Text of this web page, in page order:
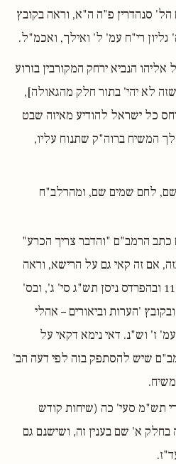
הל' סנהדרין פ"ה ה"א, וראה בקובץ
גליון רי"ח עמ' ל' ואילך, ואכמ"ל.
הנביא ירחק המקורבין בזרוע
לא יהי' בתור חלק מהגאולה],
כל ישראל להודיע מאיזה שבט
המשיח ברוה"ק שתנוח עליו,
לחם שמים שם, ומהרלב"ח
כתב הרמב"ם "והדבר צריך הכרע"
אם זה קאי גם על הרישא, וראה
לקוטי שיחות חכ"ט עמ' 110 ובהפרדס ניסן תש"ג סי' ג', ובס'
'הערות וביאורים – אהלי
ז' וש"נ. דאי נימא דקאי על
שיש להסתפק בזה לפי דעה הב'
תש"מ סעי' כה (שיחות קודש
36), וראה בחלק א' שם בענין זה, ושישנם גם